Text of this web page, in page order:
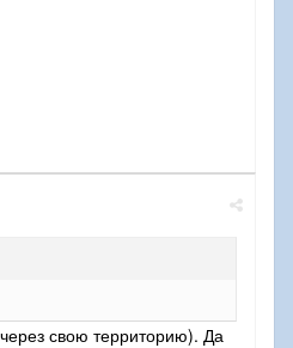
свою территорию). Да